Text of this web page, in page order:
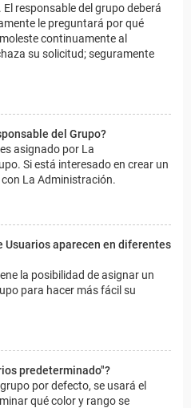
responsable del grupo deberá
le preguntará por qué
continuamente al
su solicitud; seguramente
del Grupo?
asignado por La
Si está interesado en crear un
La Administración.
Usuarios aparecen en diferentes
la posibilidad de asignar un
para hacer más fácil su
predeterminado"?
por defecto, se usará el
qué color y rango se